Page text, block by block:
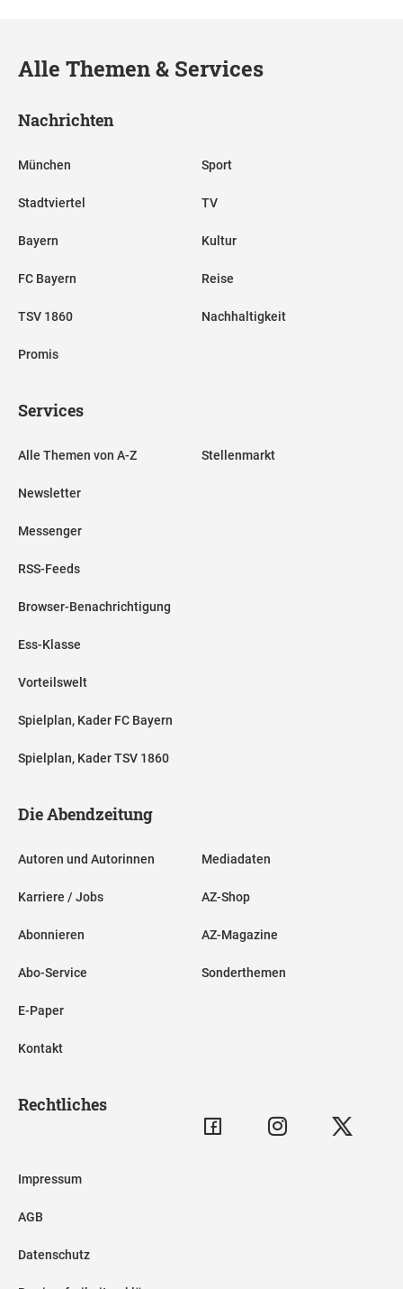
Alle Themen & Services
Nachrichten
München
Stadtviertel
Bayern
FC Bayern
TSV 1860
Promis
Sport
TV
Kultur
Reise
Nachhaltigkeit
Services
Alle Themen von A-Z
Newsletter
Messenger
RSS-Feeds
Browser-Benachrichtigung
Ess-Klasse
Vorteilswelt
Spielplan, Kader FC Bayern
Spielplan, Kader TSV 1860
Stellenmarkt
Die Abendzeitung
Autoren und Autorinnen
Karriere / Jobs
Abonnieren
Abo-Service
E-Paper
Kontakt
Mediadaten
AZ-Shop
AZ-Magazine
Sonderthemen
Rechtliches
Impressum
AGB
Datenschutz